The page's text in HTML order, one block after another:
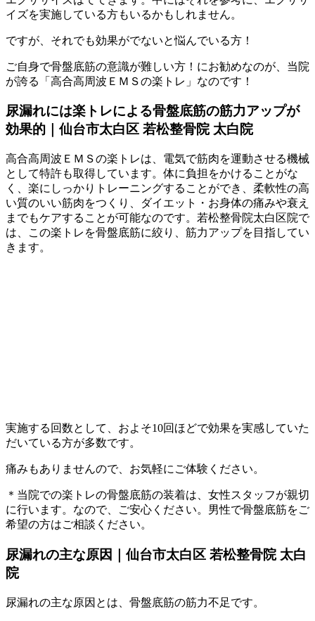
イズを実施している方もいるかもしれません。
ですが、それでも効果がでないと悩んでいる方！
ご自身で骨盤底筋の意識が難しい方！にお勧めなのが、当院
が誇る「高合高周波ＥＭＳの楽トレ」なのです！
尿漏れには楽トレによる骨盤底筋の筋力アップが
効果的｜仙台市太白区 若松整骨院 太白院
高合高周波ＥＭＳの楽トレは、電気で筋肉を運動させる機械
として特許も取得しています。体に負担をかけることがな
く、楽にしっかりトレーニングすることができ、柔軟性の高
い質のいい筋肉をつくり、ダイエット・お身体の痛みや衰え
までもケアすることが可能なのです。若松整骨院太白区院で
は、この楽トレを骨盤底筋に絞り、筋力アップを目指してい
きます。
実施する回数として、およそ10回ほどで効果を実感していた
だいている方が多数です。
痛みもありませんので、お気軽にご体験ください。
＊当院での楽トレの骨盤底筋の装着は、女性スタッフが親切
に行います。なので、ご安心ください。男性で骨盤底筋をご
希望の方はご相談ください。
尿漏れの主な原因｜仙台市太白区 若松整骨院 太白
院
尿漏れの主な原因とは、骨盤底筋の筋力不足です。